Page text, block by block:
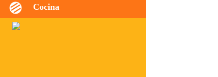
Cocina